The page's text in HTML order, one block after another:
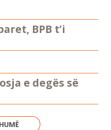
BPB t’i
e degës së